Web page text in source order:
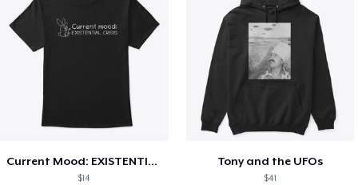
Current Mood: EXISTENTIAL CRISIS
$14
Tony and the UFOs
$41